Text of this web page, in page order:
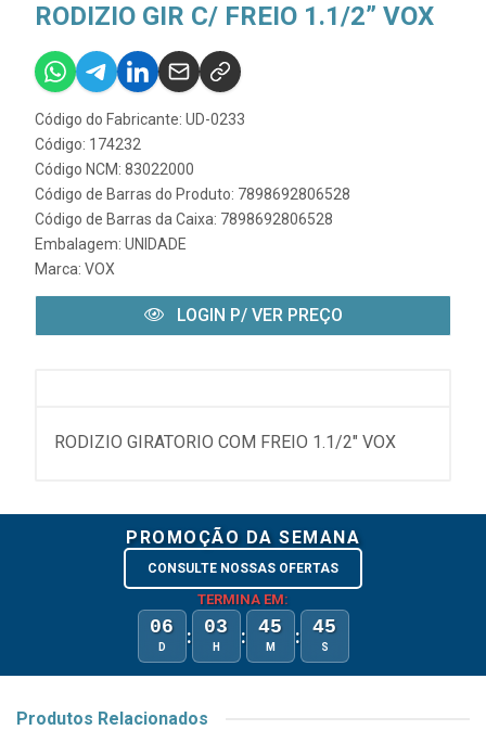
RODIZIO GIR C/ FREIO 1.1/2” VOX
Código do Fabricante: UD-0233
Código: 174232
Código NCM: 83022000
Código de Barras do Produto: 7898692806528
Código de Barras da Caixa: 7898692806528
Embalagem: UNIDADE
Marca: VOX
LOGIN P/ VER PREÇO
RODIZIO GIRATORIO COM FREIO 1.1/2" VOX
PROMOÇÃO DA SEMANA
CONSULTE NOSSAS OFERTAS
TERMINA EM:
06
D : 03
H : 45
M : 45
S
Produtos Relacionados